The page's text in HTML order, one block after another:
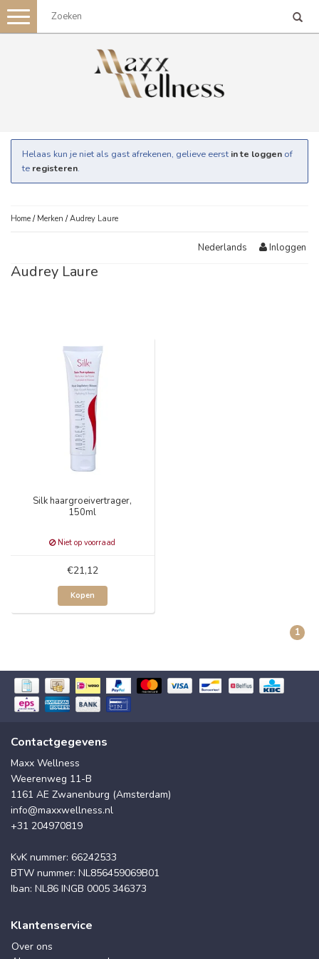
Toggle
navigation
Helaas kun je niet als gast afrekenen, gelieve eerst in te loggen of
te registeren.
Home / Merken /Audrey Laure
Nederlands Inloggen
Audrey Laure
Silk haargroeivertrager,
150ml
Niet op voorraad
€21,12
Kopen
1
Contactgegevens
Maxx Wellness
Weerenweg 11-B
1161 AE Zwanenburg (Amsterdam)
info@maxxwellness.nl
+31 204970819
KvK nummer: 66242533
BTW nummer: NL856459069B01
Iban: NL86 INGB 0005 346373
Klantenservice
Over ons